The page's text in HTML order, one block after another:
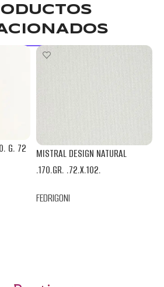
G. 72
MISTRAL DESIGN NATURAL
.170.GR. .72.X.102.
FEDRIGONI